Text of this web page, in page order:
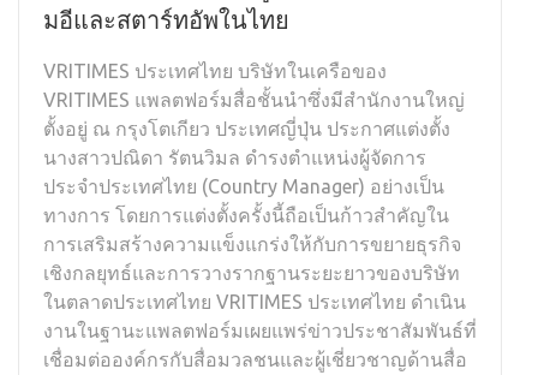
มอีและสตาร์ทอัพในไทย
VRITIMES ประเทศไทย บริษัทในเครือของ
VRITIMES แพลตฟอร์มสื่อชั้นนำซึ่งมีสำนักงานใหญ่
ตั้งอยู่ ณ กรุงโตเกียว ประเทศญี่ปุ่น ประกาศแต่งตั้ง
นางสาวปณิดา รัตนวิมล ดำรงตำแหน่งผู้จัดการ
ประจำประเทศไทย (Country Manager) อย่างเป็น
ทางการ โดยการแต่งตั้งครั้งนี้ถือเป็นก้าวสำคัญใน
การเสริมสร้างความแข็งแกร่งให้กับการขยายธุรกิจ
เชิงกลยุทธ์และการวางรากฐานระยะยาวของบริษัท
ในตลาดประเทศไทย VRITIMES ประเทศไทย ดำเนิน
งานในฐานะแพลตฟอร์มเผยแพร่ข่าวประชาสัมพันธ์ที่
เชื่อมต่อองค์กรกับสื่อมวลชนและผู้เชี่ยวชาญด้านสื่อ